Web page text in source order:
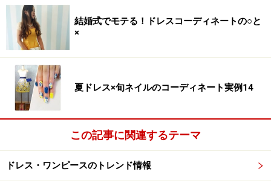
結婚式でモテる！ドレスコーディネートの○と
×
夏ドレス×旬ネイルのコーディネート実例14
この記事に関連するテーマ
ドレス・ワンピースのトレンド情報